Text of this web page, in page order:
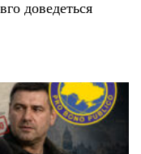
доведеться